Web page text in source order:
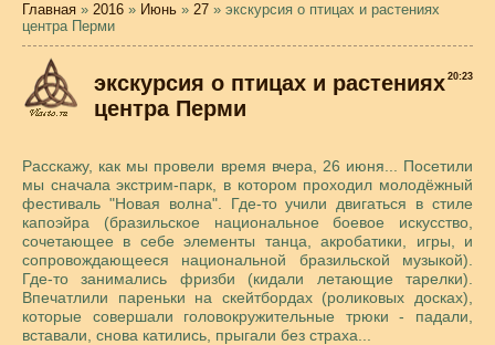
Главная » 2016 » Июнь » 27 » экскурсия о птицах и растениях
центра Перми
20:23
экскурсия о птицах и растениях
центра Перми
Расскажу, как мы провели время вчера, 26 июня... Посетили
мы сначала экстрим-парк, в котором проходил молодёжный
фестиваль "Новая волна". Где-то учили двигаться в стиле
капоэйра (бразильское национальное боевое искусство,
сочетающее в себе элементы танца, акробатики, игры, и
сопровождающееся национальной бразильской музыкой).
Где-то занимались фризби (кидали летающие тарелки).
Впечатлили пареньки на скейтбордах (роликовых досках),
которые совершали головокружительные трюки - падали,
вставали, снова катились, прыгали без страха...